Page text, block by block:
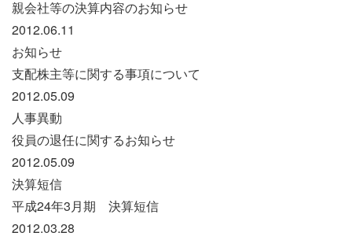
親会社等の決算内容のお知らせ
2012.06.11
お知らせ
支配株主等に関する事項について
2012.05.09
人事異動
役員の退任に関するお知らせ
2012.05.09
決算短信
平成24年3月期 決算短信
2012.03.28